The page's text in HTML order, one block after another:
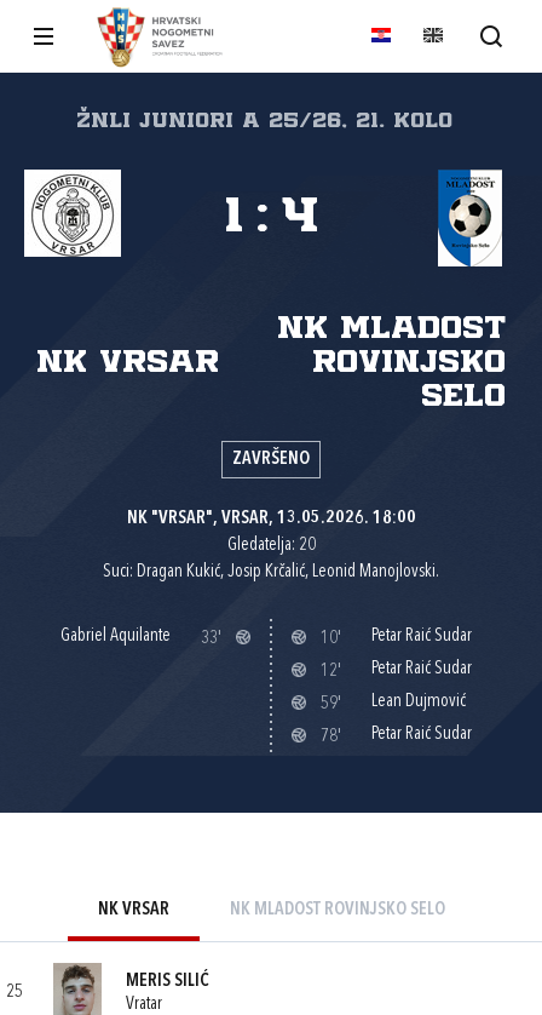
ŽNLI JUNIORI A 25/26, 21. kolo
NK Vrsar
NK Mladost
Rovinjsko
Selo
1 : 4
ZAVRŠENO
NK "VRSAR", VRSAR, 13.05.2026. 18:00
Gledatelja: 20
Suci: Dragan Kukić, Josip Krčalić, Leonid Manojlovski.
Gabriel Aquilante 33' 10'
Petar Raić Sudar
12'
Petar Raić Sudar
59'
Lean Dujmović
78'
Petar Raić Sudar
NK VRSAR NK MLADOST ROVINJSKO SELO
25
MERIS SILIĆ
Vratar